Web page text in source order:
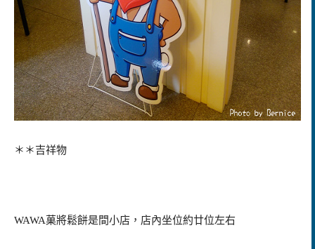
＊＊吉祥物
WAWA菓將鬆餅是間小店，店內坐位約廿位左右